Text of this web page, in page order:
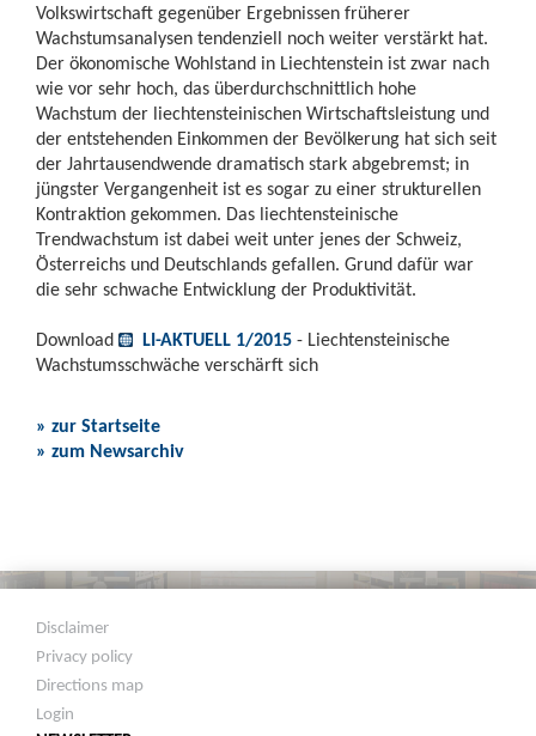
Volkswirtschaft gegenüber Ergebnissen früherer
Wachstumsanalysen tendenziell noch weiter verstärkt hat.
Der ökonomische Wohlstand in Liechtenstein ist zwar nach
wie vor sehr hoch, das überdurchschnittlich hohe
Wachstum der liechtensteinischen Wirtschaftsleistung und
der entstehenden Einkommen der Bevölkerung hat sich seit
der Jahrtausendwende dramatisch stark abgebremst; in
jüngster Vergangenheit ist es sogar zu einer strukturellen
Kontraktion gekommen. Das liechtensteinische
Trendwachstum ist dabei weit unter jenes der Schweiz,
Österreichs und Deutschlands gefallen. Grund dafür war
die sehr schwache Entwicklung der Produktivität.
Download LI-AKTUELL 1/2015 - Liechtensteinische
Wachstumsschwäche verschärft sich
» zur Startseite
» zum Newsarchiv
Disclaimer
Privacy policy
Directions map
Login